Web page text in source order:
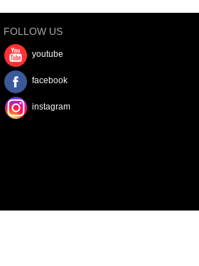
FOLLOW US
youtube
facebook
instagram